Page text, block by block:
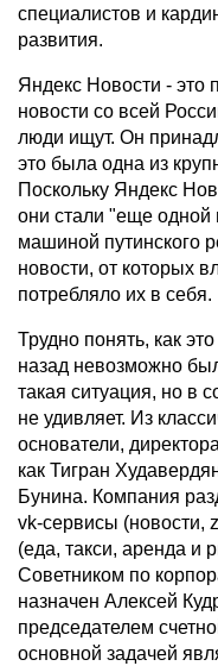
специалистов и
развития.
Яндекс Новости - это
новости со всей
люди ищут. Он
это была одна из
Поскольку Яндекс
они стали "еще одной
машиной путинского
новости, от которых
потребляло их в себя.
Трудно понять, как
назад невозможно
такая ситуация, но в
не удивляет. Из
основатели,
как Тигран
Бунина. Компания
vk-сервисы (новости,
(еда, такси, аренда и
Советником по
назначен Алексей
председателем
основной задачей